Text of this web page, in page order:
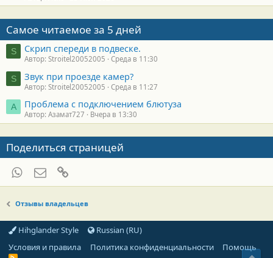
Самое читаемое за 5 дней
S Скрип спереди в подвеске.
Автор: Stroitel20052005 Среда в 11:30
S Звук при проезде камер?
Автор: Stroitel20052005 Среда в 11:27
А Проблема с подключением блютуза
Автор: Азамат727 Вчера в 13:30
Поделиться страницей
WhatsAppЭлектронная почта
Отзывы владельцев
Hihglander Style
Russian (RU)
Условия и правила
Политика конфиденциальности Помощь